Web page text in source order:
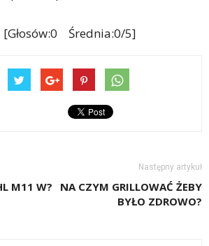
[Głosów:0 Średnia:0/5]
M11 W?
Następny artykuł
NA CZYM GRILLOWAĆ ŻEBY
BYŁO ZDROWO?